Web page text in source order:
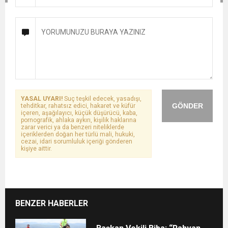
GÖNDER
YASAL UYARI! Suç teşkil edecek, yasadışı,
tehditkar, rahatsız edici, hakaret ve küfür
içeren, aşağılayıcı, küçük düşürücü, kaba,
pornografik, ahlaka aykırı, kişilik haklarına
zarar verici ya da benzeri niteliklerde
içeriklerden doğan her türlü mali, hukuki,
cezai, idari sorumluluk içeriği gönderen
kişiye aittir.
BENZER HABERLER